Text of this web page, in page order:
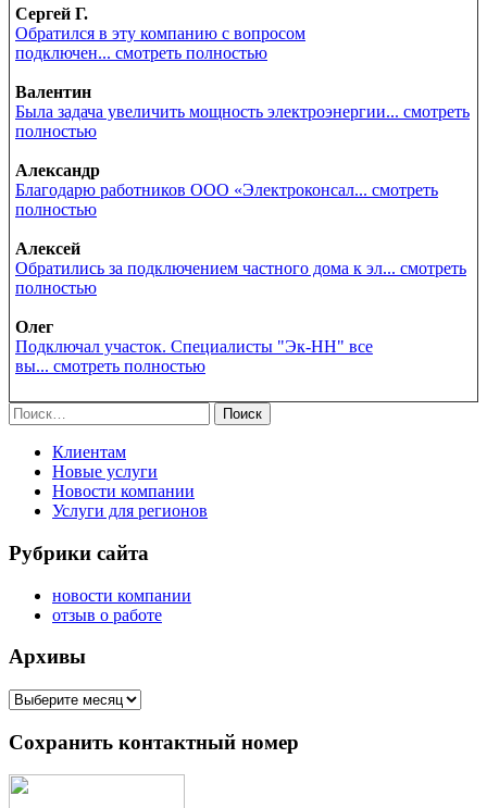
Сергей Г.
Обратился в эту компанию с вопросом
подключен... смотреть полностью
Валентин
Была задача увеличить мощность электроэнергии... смотреть
полностью
Александр
Благодарю работников ООО «Электроконсал... смотреть
полностью
Алексей
Обратились за подключением частного дома к эл... смотреть
полностью
Олег
Подключал участок. Специалисты "Эк-НН" все
вы... смотреть полностью
Найти:
Клиентам
Новые услуги
Новости компании
Услуги для регионов
Рубрики сайта
новости компании
отзыв о работе
Архивы
Архивы
Сохранить контактный номер